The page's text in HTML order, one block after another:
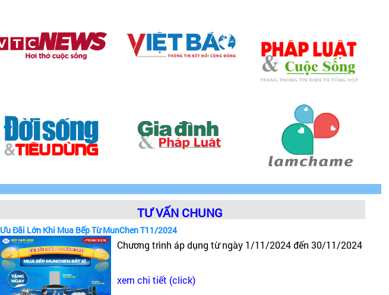
TƯ VẤN CHUNG
Ưu Đãi Lớn Khi Mua Bếp Từ MunChen T11/2024
Chương trình áp dụng từ ngày 1/11/2024 đến 30/11/2024
xem chi tiết (click)